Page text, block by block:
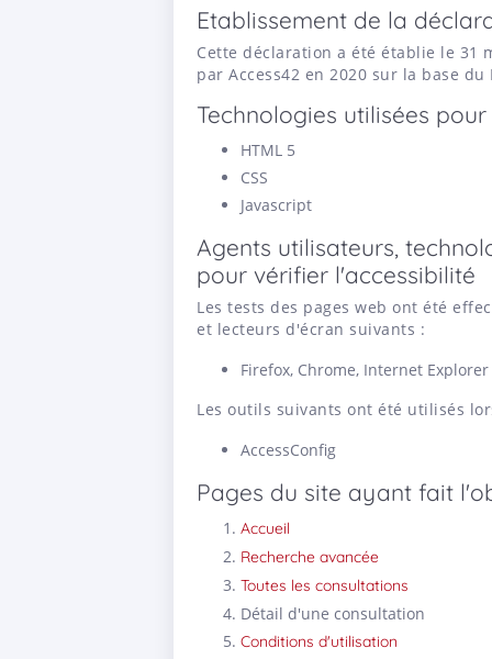
Etablissement de la
Cette déclaration a été établie le 31
par Access42 en 2020 sur la base du
Technologies utilisées
HTML 5
CSS
Javascript
Agents utilisateurs,
pour vérifier l'accessibilité
Les tests des pages web ont été
et lecteurs d'écran suivants :
Firefox, Chrome, Internet Explorer
Les outils suivants ont été utilisés
AccessConfig
Pages du site ayant fait
Accueil
Recherche avancée
Toutes les consultations
Détail d'une consultation
Conditions d'utilisation